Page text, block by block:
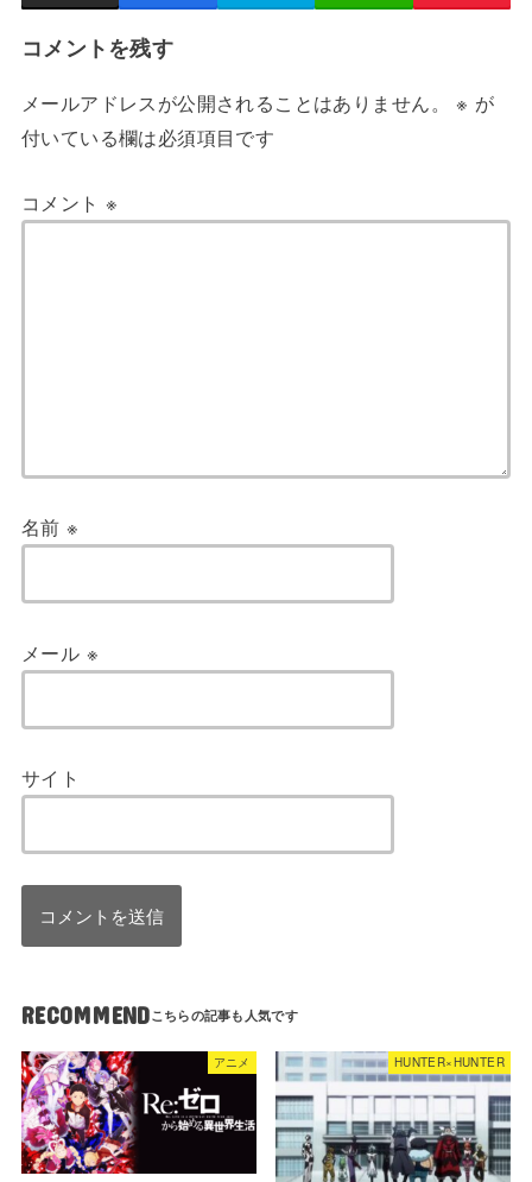
コメントを残す
メールアドレスが公開されることはありません。 ※ が
付いている欄は必須項目です
コメント ※
名前※
メール ※
サイト
RECOMMEND
アニメ HUNTER×HUNTER